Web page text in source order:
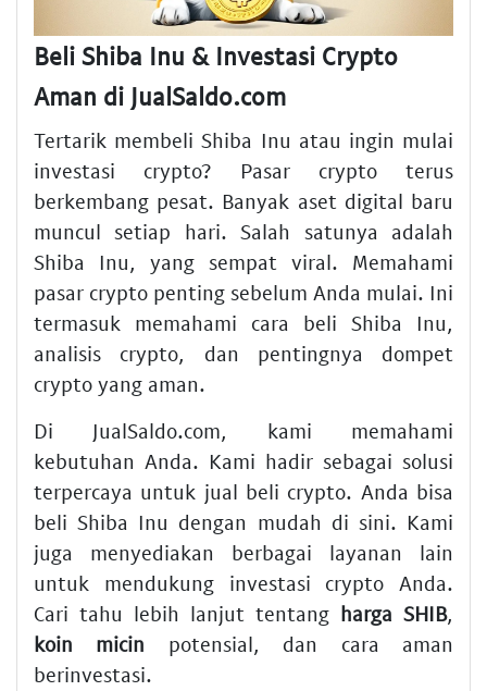
Beli Shiba Inu & Investasi Crypto
Aman di JualSaldo.com
Tertarik membeli Shiba Inu atau ingin mulai
investasi crypto? Pasar crypto terus
berkembang pesat. Banyak aset digital baru
muncul setiap hari. Salah satunya adalah
Shiba Inu, yang sempat viral. Memahami
pasar crypto penting sebelum Anda mulai. Ini
termasuk memahami cara beli Shiba Inu,
analisis crypto, dan pentingnya dompet
crypto yang aman.
Di JualSaldo.com, kami memahami
kebutuhan Anda. Kami hadir sebagai solusi
terpercaya untuk jual beli crypto. Anda bisa
beli Shiba Inu dengan mudah di sini. Kami
juga menyediakan berbagai layanan lain
untuk mendukung investasi crypto Anda.
Cari tahu lebih lanjut tentang harga SHIB,
koin micin potensial, dan cara aman
berinvestasi.